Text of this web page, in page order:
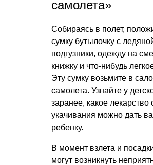
самолета»
Собираясь в полет,
сумку бутылочку с
подгузники, одежду на
книжку и что-нибудь
Эту сумку возьмите в
самолета. Узнайте у
заранее, какое лекарство
укачивания можно дать
ребенку.
В момент взлета и
могут возникнуть